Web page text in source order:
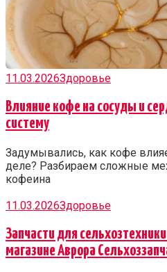
11.03.2026Здоровье
Влияние кофе на сосуды и
систему
Задумывались, как кофе
деле? Разбираем сложные
кофеина
11.03.2026Здоровье
Запчасти для
магазине Аврора